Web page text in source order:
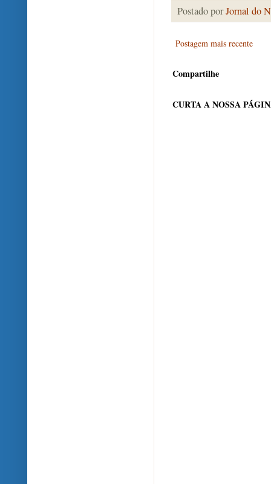
Postado porJornal do
Postagem mais recente
Compartilhe
CURTA A NOSSA